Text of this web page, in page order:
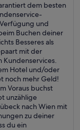
dem besten
und
Buchen deiner
Besseres als
mit der
Kundenservices.
Hotel und/oder
noch mehr Geld!
Voraus buchst
unzählige
nach Wien mit
zu deiner
du ein